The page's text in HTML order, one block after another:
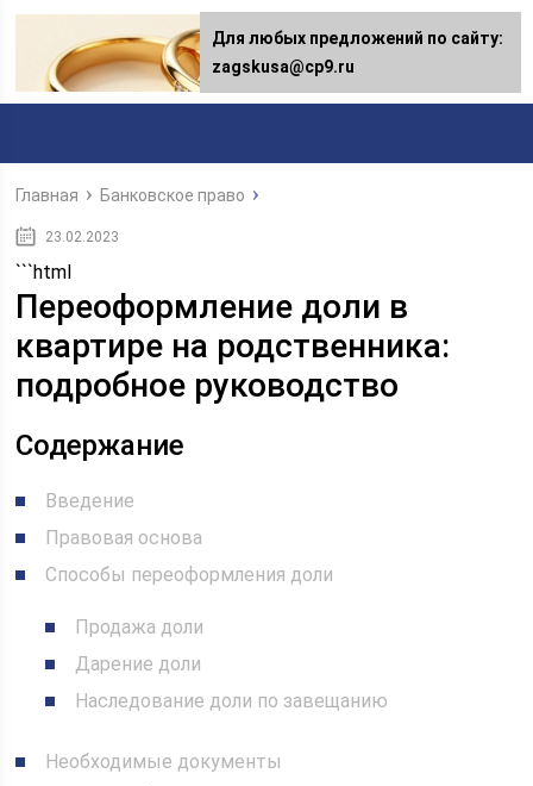
Главная Банковское право
23.02.2023
```html
Переоформление доли в
квартире на родственника:
подробное руководство
Содержание
Введение
Правовая основа
Способы переоформления доли
Продажа доли
Дарение доли
Наследование доли по завещанию
Необходимые документы
Для любых предложений по сайту:
[email protected]
Для любых предложений по сайту:
zagskusa@cp9.ru